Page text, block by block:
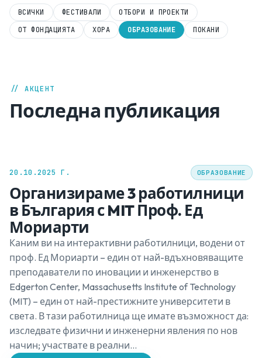
ВСИЧКИ ФЕСТИВАЛИ
ОТБОРИ И ПРОЕКТИ
ОТ ФОНДАЦИЯТА
ХОРА ОБРАЗОВАНИЕ ПОКАНИ
// АКЦЕНТ
Последна публикация
20.10.2025 Г. ОБРАЗОВАНИЕ
Организираме 3 работилници
в България с MIT Проф. Ед
Мориарти
Каним ви на интерактивни работилници, водени от
проф. Ед Мориарти – един от най-вдъхновяващите
преподаватели по иновации и инженерство в
Edgerton Center, Massachusetts Institute of Technology
(MIT) – един от най-престижните университети в
света. В тази работилница ще имате възможност да:
изследвате физични и инженерни явления по нов
начин; участвате в реални…